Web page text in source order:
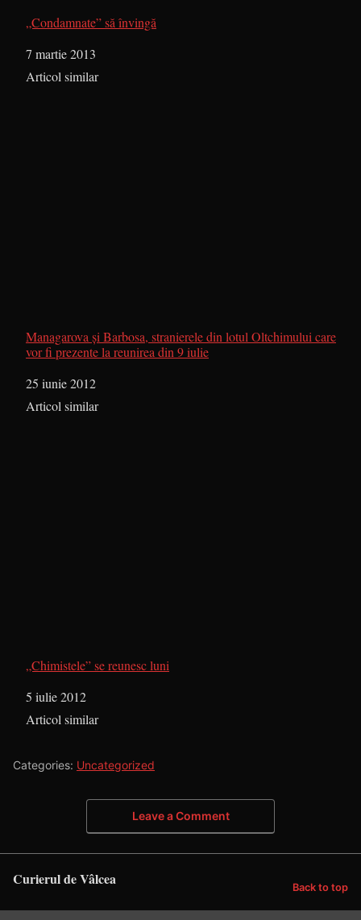
„Condamnate” să învingă
Dată
7 martie 2013
În legătură cu
Articol similar
Managarova şi Barbosa, stranierele din lotul Oltchimului care
vor fi prezente la reunirea din 9 iulie
Dată
25 iunie 2012
În legătură cu
Articol similar
„Chimistele” se reunesc luni
Dată
5 iulie 2012
În legătură cu
Articol similar
Categories: Uncategorized
Leave a Comment
Curierul de Vâlcea Back to top